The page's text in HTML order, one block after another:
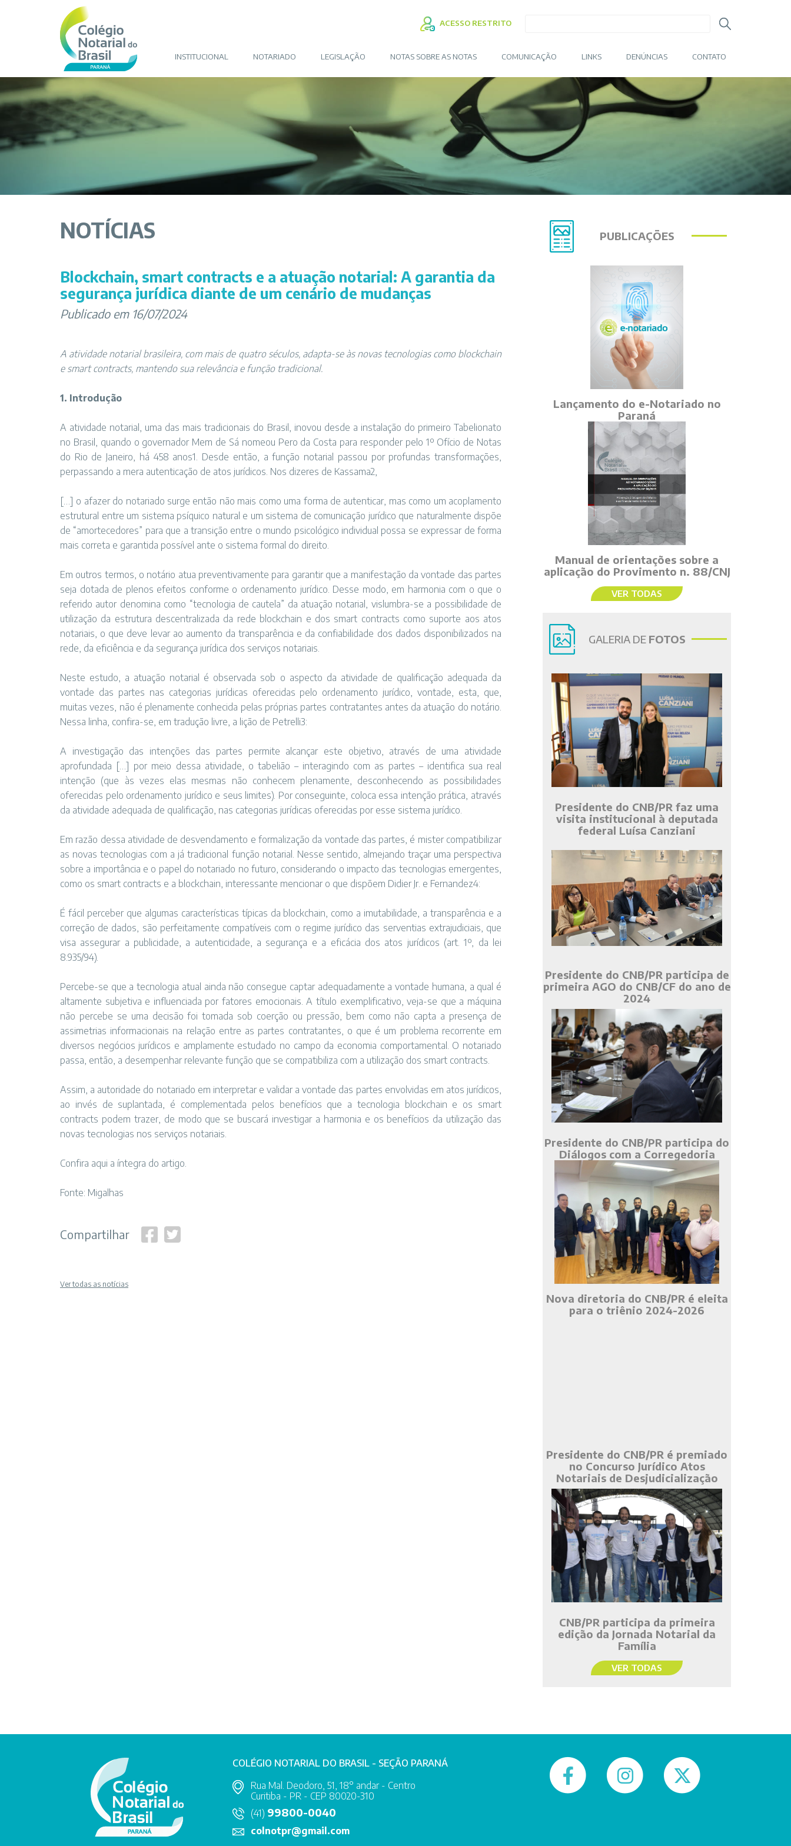
ACESSO RESTRITO
INSTITUCIONAL NOTARIADO LEGISLAÇÃO NOTAS SOBRE AS NOTAS COMUNICAÇÃO LINKS DENÚNCIAS CONTATO
NOTÍCIAS
Blockchain, smart contracts e a atuação notarial: A garantia da
segurança jurídica diante de um cenário de mudanças
Publicado em 16/07/2024
A atividade notarial brasileira, com mais de quatro séculos, adapta-se às novas tecnologias como blockchain
e smart contracts, mantendo sua relevância e função tradicional.
1. Introdução
A atividade notarial, uma das mais tradicionais do Brasil, inovou desde a instalação do primeiro Tabelionato
no Brasil, quando o governador Mem de Sá nomeou Pero da Costa para responder pelo 1º Ofício de Notas
do Rio de Janeiro, há 458 anos1. Desde então, a função notarial passou por profundas transformações,
perpassando a mera autenticação de atos jurídicos. Nos dizeres de Kassama2,
[…] o afazer do notariado surge então não mais como uma forma de autenticar, mas como um acoplamento
estrutural entre um sistema psíquico natural e um sistema de comunicação jurídico que naturalmente dispõe
de “amortecedores” para que a transição entre o mundo psicológico individual possa se expressar de forma
mais correta e garantida possível ante o sistema formal do direito.
Em outros termos, o notário atua preventivamente para garantir que a manifestação da vontade das partes
seja dotada de plenos efeitos conforme o ordenamento jurídico. Desse modo, em harmonia com o que o
referido autor denomina como “tecnologia de cautela” da atuação notarial, vislumbra-se a possibilidade de
utilização da estrutura descentralizada da rede blockchain e dos smart contracts como suporte aos atos
notariais, o que deve levar ao aumento da transparência e da confiabilidade dos dados disponibilizados na
rede, da eficiência e da segurança jurídica dos serviços notariais.
Neste estudo, a atuação notarial é observada sob o aspecto da atividade de qualificação adequada da
vontade das partes nas categorias jurídicas oferecidas pelo ordenamento jurídico, vontade, esta, que,
muitas vezes, não é plenamente conhecida pelas próprias partes contratantes antes da atuação do notário.
Nessa linha, confira-se, em tradução livre, a lição de Petrelli3:
A investigação das intenções das partes permite alcançar este objetivo, através de uma atividade
aprofundada […] por meio dessa atividade, o tabelião – interagindo com as partes – identifica sua real
intenção (que às vezes elas mesmas não conhecem plenamente, desconhecendo as possibilidades
oferecidas pelo ordenamento jurídico e seus limites). Por conseguinte, coloca essa intenção prática, através
da atividade adequada de qualificação, nas categorias jurídicas oferecidas por esse sistema jurídico.
Em razão dessa atividade de desvendamento e formalização da vontade das partes, é mister compatibilizar
as novas tecnologias com a já tradicional função notarial. Nesse sentido, almejando traçar uma perspectiva
sobre a importância e o papel do notariado no futuro, considerando o impacto das tecnologias emergentes,
como os smart contracts e a blockchain, interessante mencionar o que dispõem Didier Jr. e Fernandez4:
É fácil perceber que algumas características típicas da blockchain, como a imutabilidade, a transparência e a
correção de dados, são perfeitamente compatíveis com o regime jurídico das serventias extrajudiciais, que
visa assegurar a publicidade, a autenticidade, a segurança e a eficácia dos atos jurídicos (art. 1º, da lei
8.935/94).
Percebe-se que a tecnologia atual ainda não consegue captar adequadamente a vontade humana, a qual é
altamente subjetiva e influenciada por fatores emocionais. A título exemplificativo, veja-se que a máquina
não percebe se uma decisão foi tomada sob coerção ou pressão, bem como não capta a presença de
assimetrias informacionais na relação entre as partes contratantes, o que é um problema recorrente em
diversos negócios jurídicos e amplamente estudado no campo da economia comportamental. O notariado
passa, então, a desempenhar relevante função que se compatibiliza com a utilização dos smart contracts.
Assim, a autoridade do notariado em interpretar e validar a vontade das partes envolvidas em atos jurídicos,
ao invés de suplantada, é complementada pelos benefícios que a tecnologia blockchain e os smart
contracts podem trazer, de modo que se buscará investigar a harmonia e os benefícios da utilização das
novas tecnologias nos serviços notariais.
Confira aqui a íntegra do artigo.
Fonte: Migalhas
Compartilhar
Ver todas as notícias
PUBLICAÇÕES
Lançamento do e-Notariado no
Paraná
Manual de orientações sobre a
aplicação do Provimento n. 88/CNJ
VER TODAS
GALERIA DE FOTOS
Presidente do CNB/PR faz uma
visita institucional à deputada
federal Luísa Canziani
Presidente do CNB/PR participa de
primeira AGO do CNB/CF do ano de
2024
Presidente do CNB/PR participa do
Diálogos com a Corregedoria
Nova diretoria do CNB/PR é eleita
para o triênio 2024-2026
Presidente do CNB/PR é premiado
no Concurso Jurídico Atos
Notariais de Desjudicialização
CNB/PR participa da primeira
edição da Jornada Notarial da
Família
VER TODAS
COLÉGIO NOTARIAL DO BRASIL - SEÇÃO PARANÁ
Rua Mal. Deodoro, 51, 18° andar - Centro
Curitiba - PR - CEP 80020-310
(41) 99800-0040
colnotpr@gmail.com